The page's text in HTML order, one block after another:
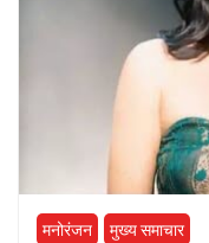
मनोरंजन मुख्य समाचार